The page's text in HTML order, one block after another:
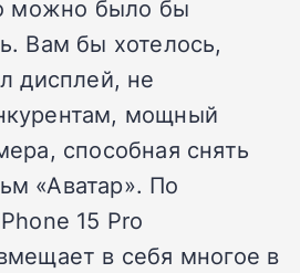
можно было бы
Вам бы хотелось,
дисплей, не
мощный
способная снять
«Аватар». По
15 Pro
в себя многое в